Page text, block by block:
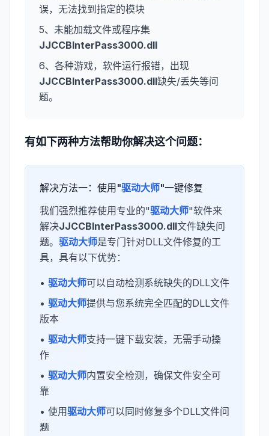
误，无法找到指定的模块
5、未能加载文件或程序集
JJCCBInterPass3000.dll
6、各种游戏，软件运行报错，出现
JJCCBInterPass3000.dll缺失/丢失等问
题。
有如下两种方法帮助你解决这个问题：
解决方法一：使用"驱动大师"一键修复
我们强烈推荐使用专业的"驱动大师"软件来
解决JJCCBInterPass3000.dll文件缺失问
题。 驱动大师是专门针对DLL文件修复的工
具，具有以下优势：
• 驱动大师可以自动检测系统缺失的DLL文件
• 驱动大师提供与您系统完全匹配的DLL文件
版本
• 驱动大师支持一键下载安装，无需手动操
作
• 驱动大师内置安全检测，确保文件安全可
靠
• 使用驱动大师可以同时修复多个DLL文件问
题